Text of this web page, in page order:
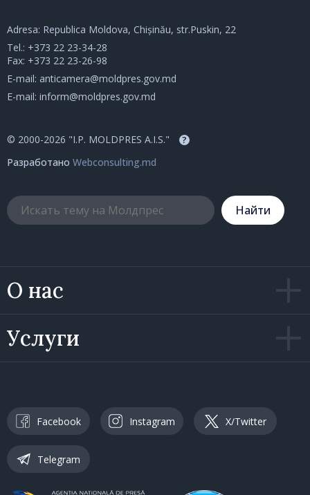
О нас
Услуги
Adresa: Republica Moldova, Chișinău, str.Puskin, 22
Tel.: +373 22 23-34-28
Fax: +373 22 23-26-98
E-mail: anticamera@moldpres.gov.md
E-mail: inform@moldpres.gov.md
© 2000-2026 "I.P. MOLDPRES A.I.S." ?
Разработано Webconsulting.md
Hайти
Facebook Instagram X/Twitter
Telegram